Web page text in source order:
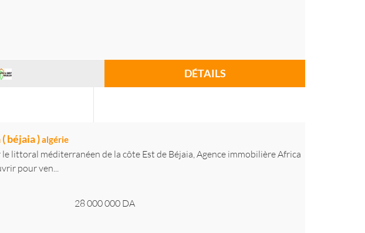
DÉTAILS
béjaia )algérie
le littoral méditerranéen de la côte Est de Béjaia, Agence immobilière Africa
pour ven...
28 000 000 DA